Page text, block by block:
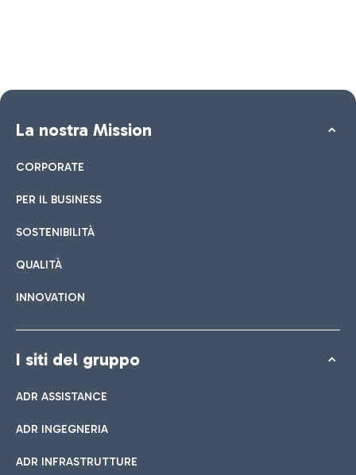
La nostra Mission
CORPORATE
PER IL BUSINESS
SOSTENIBILITÀ
QUALITÀ
INNOVATION
I siti del gruppo
ADR ASSISTANCE
ADR INGEGNERIA
ADR INFRASTRUTTURE